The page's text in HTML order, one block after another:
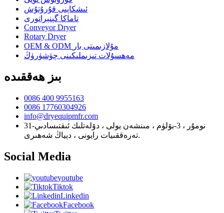
ئىشكاپنى قۇرۇتۇش
تاماكا گېنېراتورى
Conveyor Dryer
Rotary Dryer
OEM & ODM مۇلازىمىتى بار
مەھسۇلات تىزىملىكىنى چۈشۈرۈڭ
بىز ھەققىدە
0086 400 9955163
0086 17760304926
info@dryequipmfr.com
31-نومۇر ، 3-بۆلۈم ، مىنشەن يولى ، دۆلەتلىك ئىقتىسادىي
تەرەققىيات رايونى ، دېياڭ شەھىرى.
Social Media
youtube
Tiktok
Linkedin
Facebook